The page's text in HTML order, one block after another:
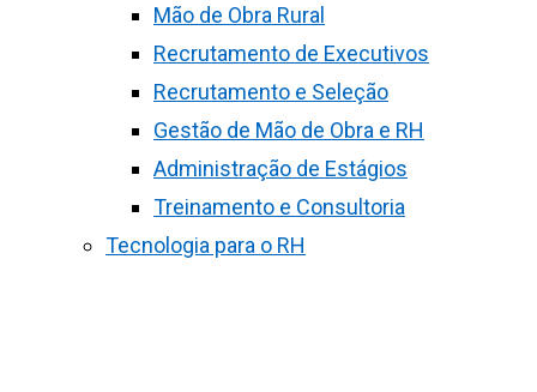
Mão de Obra Rural
Recrutamento de Executivos
Recrutamento e Seleção
Gestão de Mão de Obra e RH
Administração de Estágios
Treinamento e Consultoria
Tecnologia para o RH